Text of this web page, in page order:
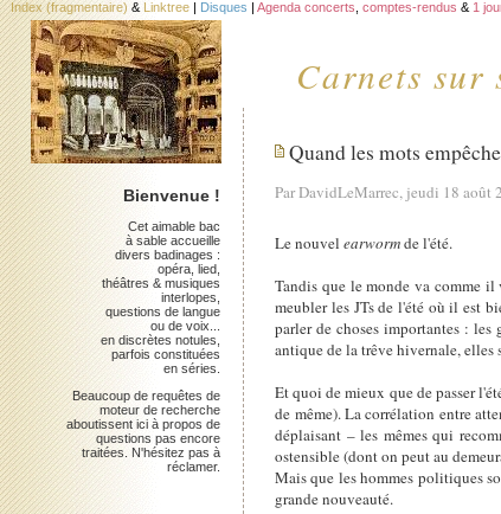
Carnets sur
Index (fragmentaire) & Linktree | Disques | Agenda concerts comptes-rendus & 1
Quand les mots
Par DavidLeMarrec, jeudi 18 août
Le nouvelearwormde l'été.
Tandis que le monde va comme
meubler les JTs de l'été où il est
parler de choses importantes :
antique de la trêve hivernale, elles
Et quoi de mieux que de passer
de même). La corrélation entre
déplaisant – les mêmes qui
ostensible (dont on peut au
Mais que les hommes politiques
grande nouveauté.
Bienvenue !
Cet aimable bac
à sable accueille
divers badinages :
opéra, lied,
théâtres & musiques
interlopes,
questions de langue
ou de voix...
en discrètes notules,
parfois constituées
en séries.
Beaucoup de requêtes de
moteur de recherche
aboutissent ici à propos de
questions pas encore
traitées. N'hésitez pas à
réclamer.